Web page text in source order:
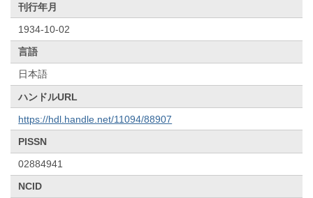
刊行年月
1934-10-02
言語
日本語
ハンドルURL
https://hdl.handle.net/11094/88907
PISSN
02884941
NCID